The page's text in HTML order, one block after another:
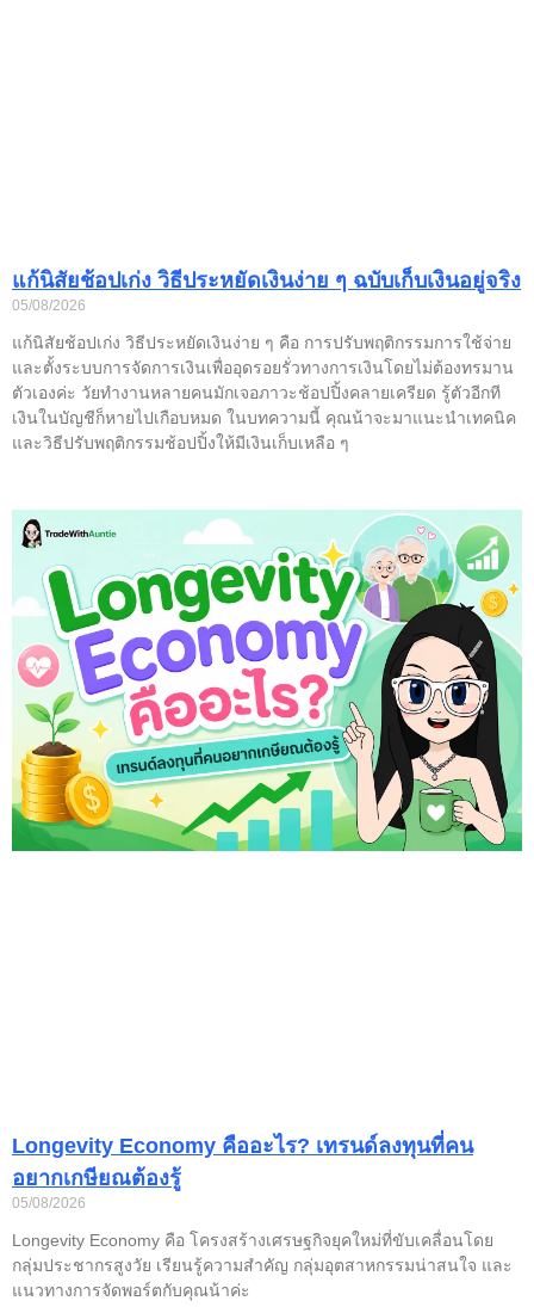
แก้นิสัยช้อปเก่ง วิธีประหยัดเงินง่าย ๆ ฉบับเก็บเงินอยู่จริง
05/08/2026
แก้นิสัยช้อปเก่ง วิธีประหยัดเงินง่าย ๆ คือ การปรับพฤติกรรมการใช้จ่าย
และตั้งระบบการจัดการเงินเพื่ออุดรอยรั่วทางการเงินโดยไม่ต้องทรมาน
ตัวเองค่ะ วัยทำงานหลายคนมักเจอภาวะช้อปปิ้งคลายเครียด รู้ตัวอีกที
เงินในบัญชีก็หายไปเกือบหมด ในบทความนี้ คุณน้าจะมาแนะนำเทคนิค
และวิธีปรับพฤติกรรมช้อปปิ้งให้มีเงินเก็บเหลือ ๆ
Longevity Economy คืออะไร? เทรนด์ลงทุนที่คน
อยากเกษียณต้องรู้
05/08/2026
Longevity Economy คือ โครงสร้างเศรษฐกิจยุคใหม่ที่ขับเคลื่อนโดย
กลุ่มประชากรสูงวัย เรียนรู้ความสำคัญ กลุ่มอุตสาหกรรมน่าสนใจ และ
แนวทางการจัดพอร์ตกับคุณน้าค่ะ